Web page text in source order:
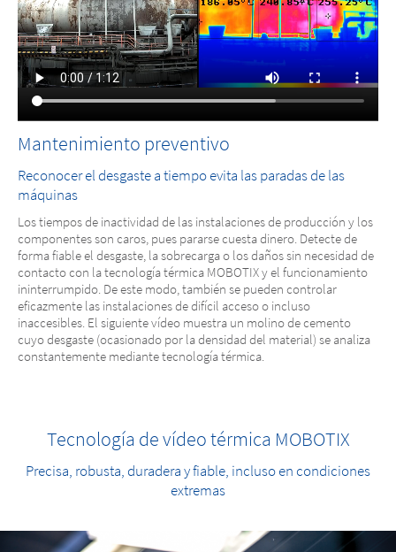
Mantenimiento preventivo
Reconocer el desgaste a tiempo evita las paradas de las
máquinas
Los tiempos de inactividad de las instalaciones de producción y los
componentes son caros, pues pararse cuesta dinero. Detecte de
forma fiable el desgaste, la sobrecarga o los daños sin necesidad de
contacto con la tecnología térmica MOBOTIX y el funcionamiento
ininterrumpido. De este modo, también se pueden controlar
eficazmente las instalaciones de difícil acceso o incluso
inaccesibles. El siguiente vídeo muestra un molino de cemento
cuyo desgaste (ocasionado por la densidad del material) se analiza
constantemente mediante tecnología térmica.
Tecnología de vídeo térmica MOBOTIX
Precisa, robusta, duradera y fiable, incluso en condiciones
extremas